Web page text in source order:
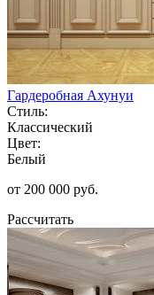
Гардеробная Ахунуи
Стиль:
Классический
Цвет:
Белый
от 200 000 руб.
Рассчитать